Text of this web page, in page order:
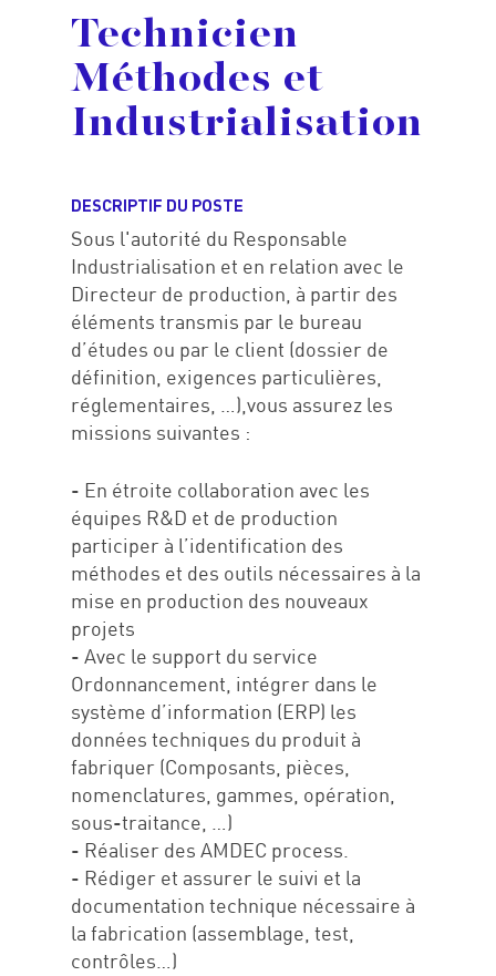
Technicien
Méthodes et
Industrialisation
DESCRIPTIF DU POSTE
Sous l'autorité du Responsable
Industrialisation et en relation avec le
Directeur de production, à partir des
éléments transmis par le bureau
d’études ou par le client (dossier de
définition, exigences particulières,
réglementaires, …),vous assurez les
missions suivantes :
- En étroite collaboration avec les
équipes R&D et de production
participer à l’identification des
méthodes et des outils nécessaires à la
mise en production des nouveaux
projets
- Avec le support du service
Ordonnancement, intégrer dans le
système d’information (ERP) les
données techniques du produit à
fabriquer (Composants, pièces,
nomenclatures, gammes, opération,
sous-traitance, …)
- Réaliser des AMDEC process.
- Rédiger et assurer le suivi et la
documentation technique nécessaire à
la fabrication (assemblage, test,
contrôles…)